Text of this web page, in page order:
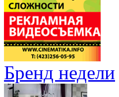
Бренд недели